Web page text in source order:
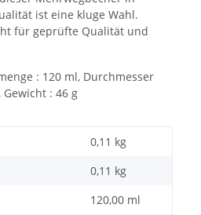
ist eine kluge Wahl.
für geprüfte Qualität und
: 120 ml, Durchmesser
Gewicht : 46 g
0,11 kg
0,11 kg
120,00 ml